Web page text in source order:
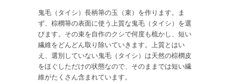
鬼毛（タイシ）長柄箒の玉（束）を作ります。ま
ず、棕櫚箒の表面に使う上質な鬼毛（タイシ）を選
びます。その束を自作のクシで何度も梳かし、短い
繊維をどんどん取り除いていきます。上質とはい
え、選別していない鬼毛（タイシ）は天然の棕櫚皮
をほぐしただけの状態なので、そのままでは短い繊
維がたくさん含まれています。